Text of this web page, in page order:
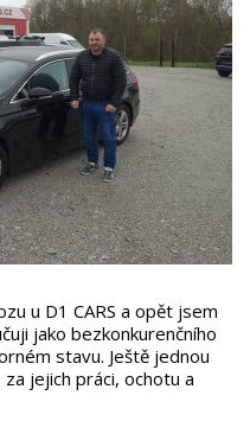
u D1 CARS a opět jsem
jako bezkonkurenčního
stavu. Ještě jednou
jejich práci, ochotu a